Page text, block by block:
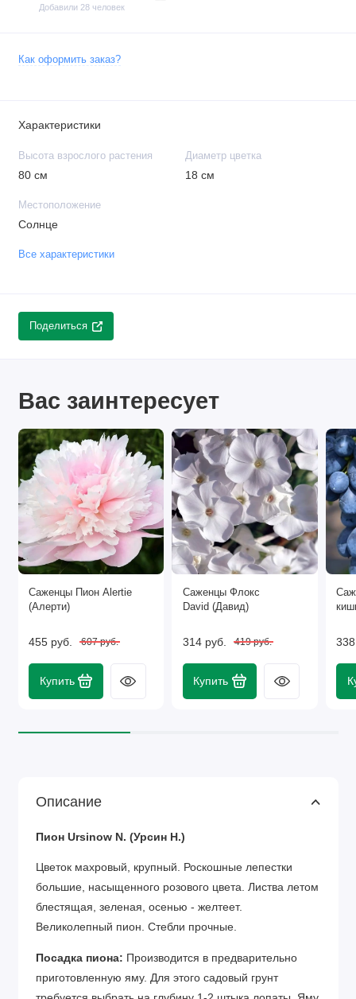
Добавили 28 человек
Как оформить заказ?
Характеристики
Высота взрослого растения
80 см
Диаметр цветка
18 см
Местоположение
Солнце
Все характеристики
Поделиться
Вас заинтересует
Саженцы Пион Alertie
(Алерти)
455 руб. 607 руб.
Купить
Саженцы Флокс
David (Давид)
314 руб. 419 руб.
Купить
Описание
Пион Ursinow N. (Урсин Н.)
Цветок махровый, крупный. Роскошные лепестки
большие, насыщенного розового цвета. Листва летом
блестящая, зеленая, осенью - желтеет.
Великолепный пион. Стебли прочные.
Посадка пиона: Производится в предварительно
приготовленную яму. Для этого садовый грунт